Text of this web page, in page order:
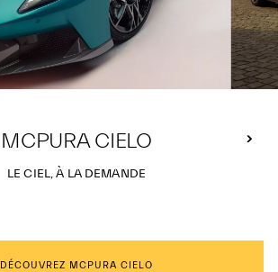
MCPURA CIELO
LE CIEL, À LA DEMANDE
DÉCOUVREZ MCPURA CIELO